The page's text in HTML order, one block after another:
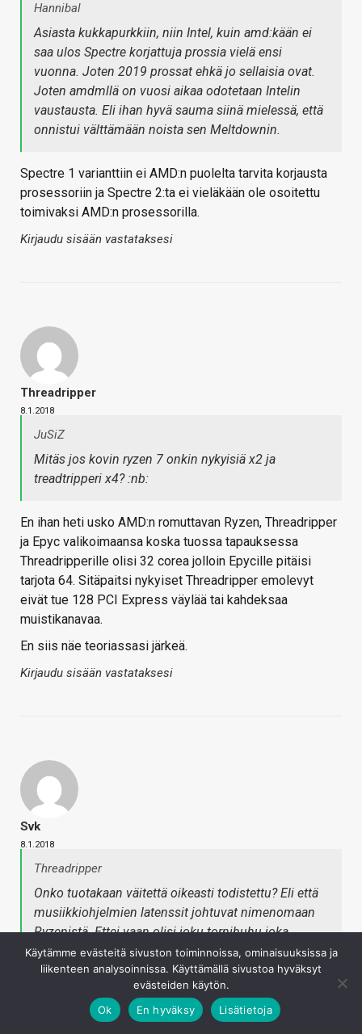
Hannibal
Asiasta kukkapurkkiin, niin Intel, kuin amd:kään ei
saa ulos Spectre korjattuja prossia vielä ensi
vuonna. Joten 2019 prossat ehkä jo sellaisia ovat.
Joten amdmllä on vuosi aikaa odotetaan Intelin
vaustausta. Eli ihan hyvä sauma siinä mielessä, että
onnistui välttämään noista sen Meltdownin.
Spectre 1 varianttiin ei AMD:n puolelta tarvita korjausta
prosessoriin ja Spectre 2:ta ei vieläkään ole osoitettu
toimivaksi AMD:n prosessorilla.
Kirjaudu sisään vastataksesi
Threadripper
8.1.2018
JuSiZ
Mitäs jos kovin ryzen 7 onkin nykyisiä x2 ja
treadtripperi x4? :nb:
En ihan heti usko AMD:n romuttavan Ryzen, Threadripper
ja Epyc valikoimaansa koska tuossa tapauksessa
Threadripperille olisi 32 corea jolloin Epycille pitäisi
tarjota 64. Sitäpaitsi nykyiset Threadripper emolevyt
eivät tue 128 PCI Express väylää tai kahdeksaa
muistikanavaa.
En siis näe teoriassasi järkeä.
Kirjaudu sisään vastataksesi
Svk
8.1.2018
Threadripper
Onko tuotakaan väitettä oikeasti todistettu? Eli että
musiikkiohjelmien latenssit johtuvat nimenomaan
Ryzenistä. Ettei vaan olisi joku tornihuhu joka
kiertää. Tai sitten käytetään musiikkiohjelmaa
jostakin viime vuosituhannelta ja valitetaan kun
prosessorissa vika :hammer:
Käytämme evästeitä sivuston toiminnoissa, ominaisuuksissa ja
liikenteen analysoinnissa. Käyttämällä sivustoa hyväksyt
evästeiden käytön.
Ok
En hyväksy Lisätietoja